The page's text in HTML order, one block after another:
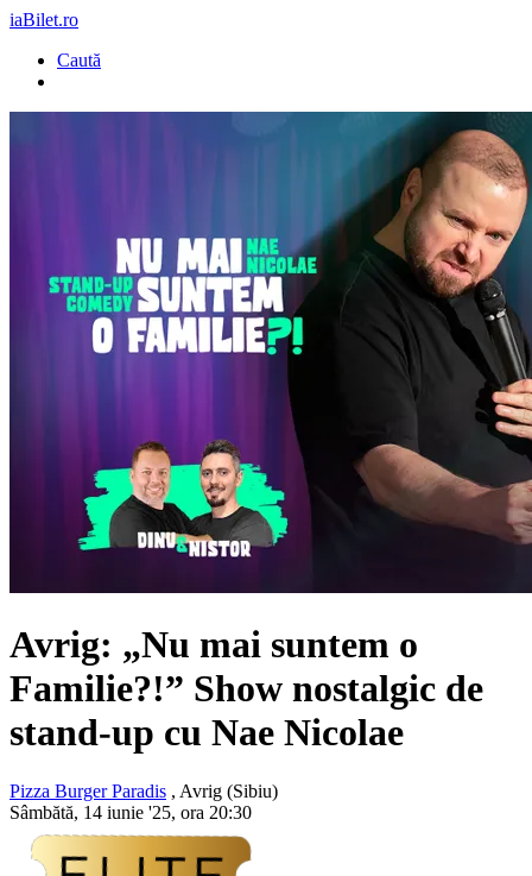
iaBilet.ro
Caută
Avrig: „Nu mai suntem o
Familie?!” Show nostalgic de
stand-up cu Nae Nicolae
Pizza Burger Paradis , Avrig (Sibiu)
Sâmbătă, 14 iunie '25, ora 20:30